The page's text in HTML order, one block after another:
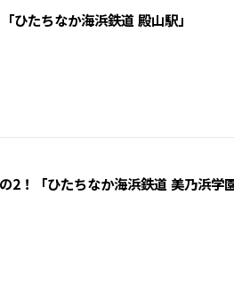
ひたちなか海浜鉄道 殿山駅」
2！「ひたちなか海浜鉄道 美乃浜学